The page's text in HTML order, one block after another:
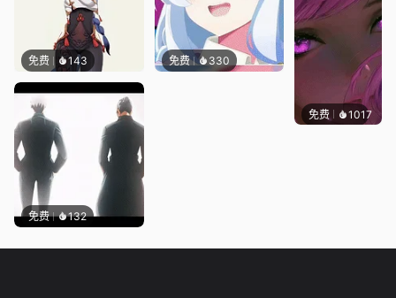
免费 143 免费 330
免费 132
免费 1017辰东